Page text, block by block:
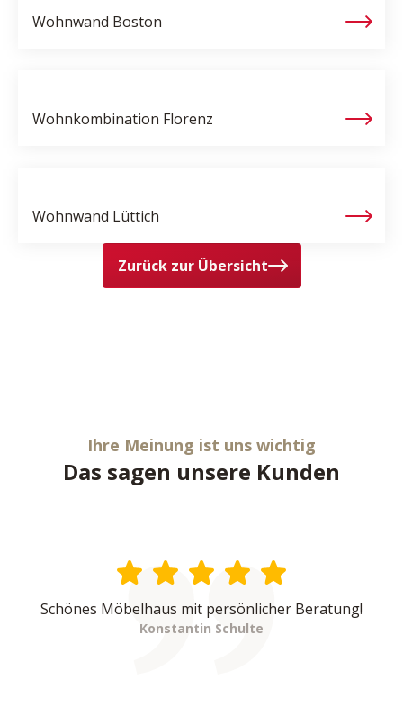
Wohnwand Boston
Wohnkombination Florenz
Wohnwand Lüttich
Zurück zur Übersicht
Ihre Meinung ist uns wichtig
Das sagen unsere Kunden
Schönes Möbelhaus mit persönlicher Beratung!
Konstantin Schulte